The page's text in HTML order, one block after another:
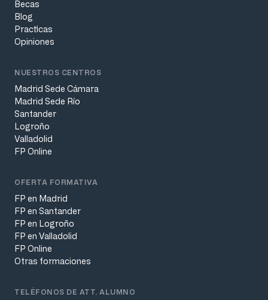
Becas
Blog
Practicas
Opiniones
NUESTROS CENTROS
Madrid Sede Cámara
Madrid Sede Río
Santander
Logroño
Valladolid
FP Online
OFERTA FORMATIVA
FP en Madrid
FP en Santander
FP en Logroño
FP en Valladolid
FP Online
Otras formaciones
TELÉFONOS DE ATT. ALUMNO